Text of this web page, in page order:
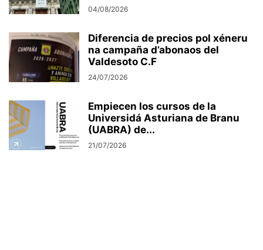
04/08/2026
Diferencia de precios pol xéneru
na campaña d’abonaos del
Valdesoto C.F
24/07/2026
Empiecen los cursos de la
Universidá Asturiana de Branu
(UABRA) de...
21/07/2026